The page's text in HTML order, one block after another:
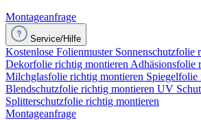
Montageanfrage
Service/Hilfe
Kostenlose Folienmuster Sonnenschutzfolie
Dekorfolie richtig montieren Adhäsionsfolie
Milchglasfolie richtig montieren Spiegelfolie
Blendschutzfolie richtig montieren UV
Splitterschutzfolie richtig montieren
Montageanfrage